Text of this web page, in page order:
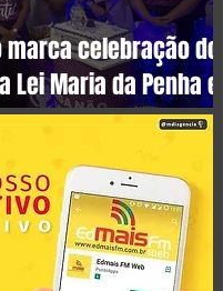
celebração dos
Lei Maria da Penha em